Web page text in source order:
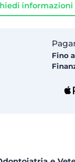
informazioni
Fino